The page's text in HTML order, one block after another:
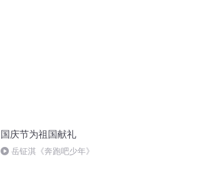
国庆节为祖国献礼
岳钲淇《奔跑吧少年》